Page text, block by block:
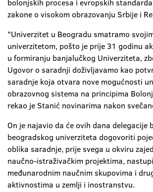
bolonjskih procesa i evropskih
zakone o visokom obrazovanju Srbije i
"Univerzitet u Beogradu smatramo
univerzitetom, pošto je prije 31 godinu
u formiranju banjalučkog Univerziteta,
Ugovor o saradnji doživljavamo kao
saradnje koja otvara nove mogućnosti
obrazovnog sistema na principima
rekao je Stanić novinarima nakon
On je najavio da će ovih dana delegacije
beogradskog univerziteta dogovoriti
oblika saradnje, prije svega u okviru
naučno-istraživačkim projektima,
međunarodnim naučnim skupovima i
aktivnostima u zemlji i inostranstvu.